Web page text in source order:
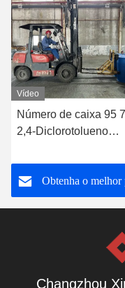
Vídeo
Número de caixa 95
2,4-Diclorotolueno
importante na síntese
químicaObtenha o melhor
Changzhou